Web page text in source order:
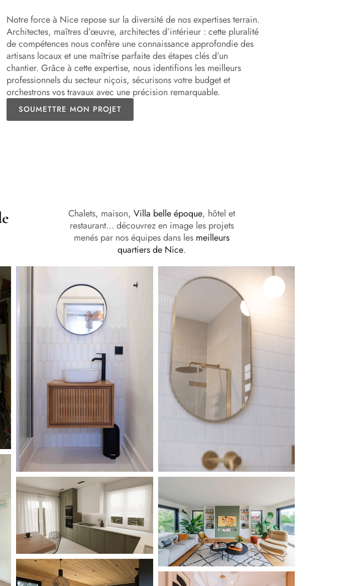
Notre force à Nice repose sur la diversité de nos expertises terrain.
Architectes, maîtres d’œuvre, architectes d’intérieur : cette pluralité
de compétences nous confère une connaissance approfondie des
artisans locaux et une maîtrise parfaite des étapes clés d’un
chantier. Grâce à cette expertise, nous identifions les meilleurs
professionnels du secteur niçois, sécurisons votre budget et
orchestrons vos travaux avec une précision remarquable.
SOUMETTRE MON PROJET
Chalets, maison, Villa belle époque, hôtel et
restaurant… découvrez en image les projets
menés par nos équipes dans les meilleurs
quartiers de Nice.